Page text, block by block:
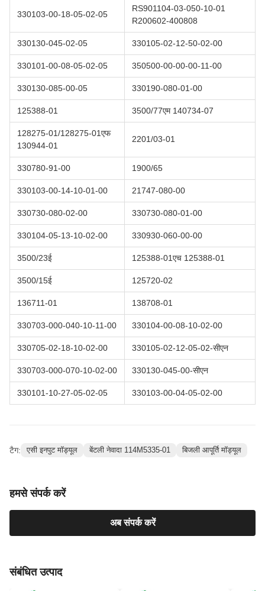
330103-00-18-05-02-05
RS901104-03-050-10-01
R200602-400808
330130-045-02-05 330105-02-12-50-02-00
330101-00-08-05-02-05 350500-00-00-00-11-00
330130-085-00-05 330190-080-01-00
125388-01 3500/77एम 140734-07
128275-01/128275-01एफ
130944-01
2201/03-01
330780-91-00 1900/65
330103-00-14-10-01-00 21747-080-00
330730-080-02-00 330730-080-01-00
330104-05-13-10-02-00 330930-060-00-00
3500/23ई 125388-01एच 125388-01
3500/15ई 125720-02
136711-01 138708-01
330703-000-040-10-11-00 330104-00-08-10-02-00
330705-02-18-10-02-00 330105-02-12-05-02-सीएन
330703-000-070-10-02-00 330130-045-00-सीएन
330101-10-27-05-02-05 330103-00-04-05-02-00
टैग: एसी इनपुट मॉड्यूल बेंटली नेवादा 114M5335-01 बिजली आपूर्ति मॉड्यूल
हमसे संपर्क करें
अब संपर्क करें
संबंधित उत्पाद